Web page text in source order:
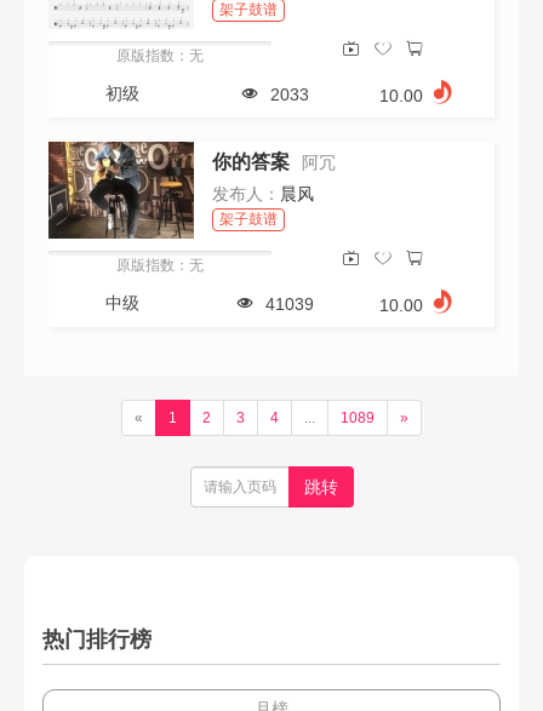
架子鼓谱
原版指数：无
初级 2033 10.00
你的答案
阿冗
发布人： 晨风
架子鼓谱
原版指数：无
中级 41039 10.00
« 1 2 3 4 ... 1089 »
热门排行榜